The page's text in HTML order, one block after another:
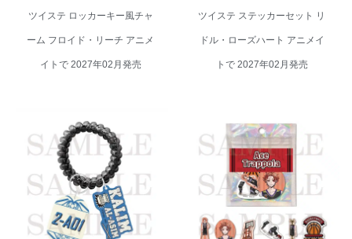
ツイステ ロッカーキー風チャ
ーム フロイド・リーチ アニメ
イトで 2027年02月発売
ツイステ ステッカーセット リ
ドル・ローズハート アニメイ
トで 2027年02月発売
ツイステ ロッカーキー風チャー
ム カリム・アルアジーム アニメ
イトで 2027年02月発売
ツイステ ステッカーセット エー
ス・トラッポラ アニメイトで
2027年02月発売